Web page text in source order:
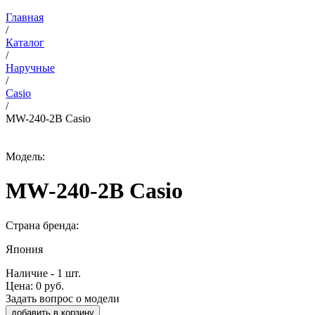
Главная
/
Каталог
/
Наручные
/
Casio
/
MW-240-2B Casio
Модель:
MW-240-2B Casio
Страна бренда:
Япония
Наличие - 1 шт.
Цена: 0 руб.
Задать вопрос о модели
добавить в корзину